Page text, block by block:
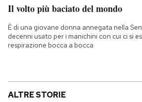
Il volto più baciato del mondo
È di una giovane donna annegata nella
decenni usato per i manichini con cui ci si
respirazione bocca a bocca
ALTRE STORIE